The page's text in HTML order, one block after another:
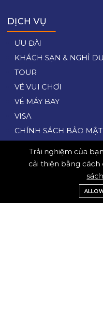
DỊCH VỤ
ƯU ĐÃI
KHÁCH SẠN & NGHỈ
TOUR
VÉ VUI CHƠI
VÉ MÁY BAY
VISA
CHÍNH SÁCH BẢO
CHÍNH SÁCH THANH
Trải nghiệm của
cải thiện bằng